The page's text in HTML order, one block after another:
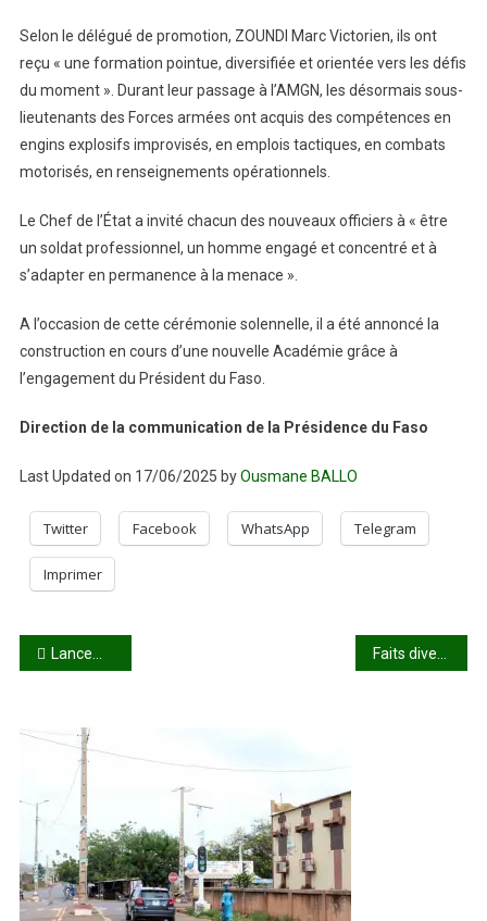
Selon le délégué de promotion, ZOUNDI Marc Victorien, ils ont
reçu « une formation pointue, diversifiée et orientée vers les défis
du moment ». Durant leur passage à l’AMGN, les désormais sous-
lieutenants des Forces armées ont acquis des compétences en
engins explosifs improvisés, en emplois tactiques, en combats
motorisés, en renseignements opérationnels.
Le Chef de l’État a invité chacun des nouveaux officiers à « être
un soldat professionnel, un homme engagé et concentré et à
s’adapter en permanence à la menace ».
A l’occasion de cette cérémonie solennelle, il a été annoncé la
construction en cours d’une nouvelle Académie grâce à
l’engagement du Président du Faso.
Direction de la communication de la Présidence du Faso
Last Updated on 17/06/2025 byOusmane BALLO
Twitter Facebook WhatsApp Telegram
Imprimer
Navigation
l’article
Lancement des travaux de construction de la raffinerie d’or du Mali